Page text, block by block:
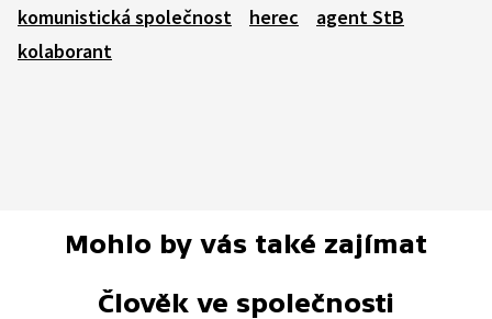
komunistická společnost
herec
agent StB
kolaborant
Mohlo by vás také zajímat
Člověk ve společnosti